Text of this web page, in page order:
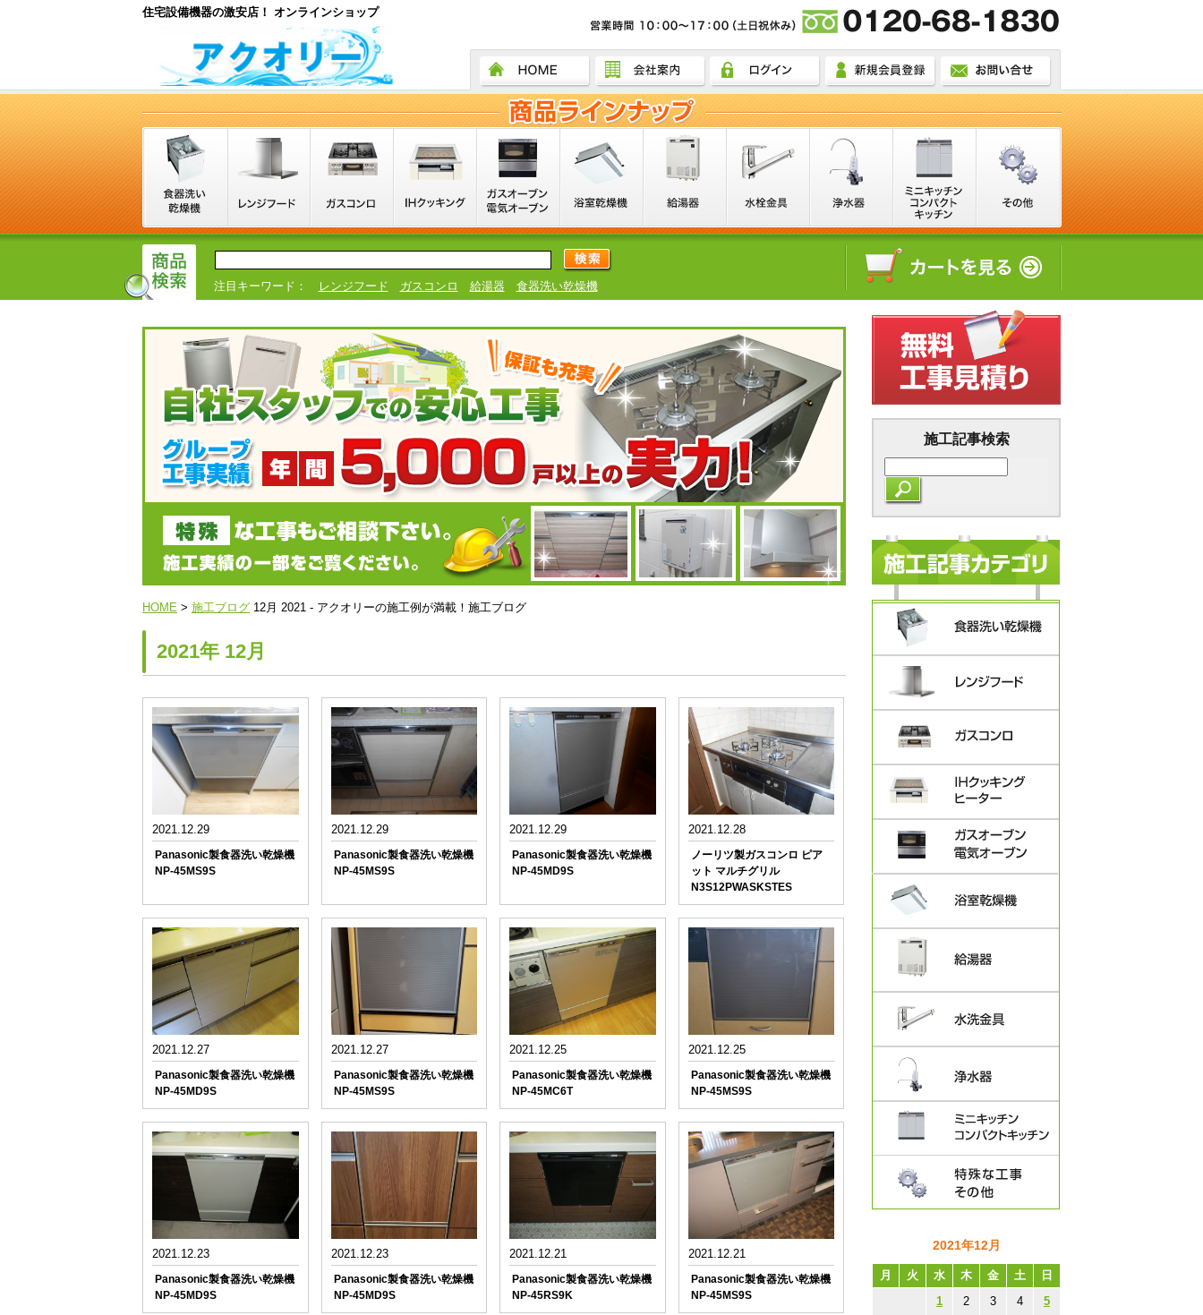
住宅設備機器の激安店！ オンラインショップ
注目キーワード： レンジフード ガスコンロ 給湯器 食器洗い乾燥機
HOME > 施工ブログ 12月 2021 - アクオリーの施工例が満載！施工ブログ
2021年 12月
2021.12.29
Panasonic製食器洗い乾燥機
NP-45MS9S
2021.12.29
Panasonic製食器洗い乾燥機
NP-45MS9S
2021.12.29
Panasonic製食器洗い乾燥機
NP-45MD9S
2021.12.28
ノーリツ製ガスコンロ ピア
ット マルチグリル
N3S12PWASKSTES
2021.12.27
Panasonic製食器洗い乾燥機
NP-45MD9S
2021.12.27
Panasonic製食器洗い乾燥機
NP-45MS9S
2021.12.25
Panasonic製食器洗い乾燥機
NP-45MC6T
2021.12.25
Panasonic製食器洗い乾燥機
NP-45MS9S
2021.12.23
Panasonic製食器洗い乾燥機
NP-45MD9S
2021.12.23
Panasonic製食器洗い乾燥機
NP-45MD9S
2021.12.21
Panasonic製食器洗い乾燥機
NP-45RS9K
2021.12.21
Panasonic製食器洗い乾燥機
NP-45MS9S
施工記事検索
2021年12月
月 火 水 木 金 土
日
1
2 3 4 5